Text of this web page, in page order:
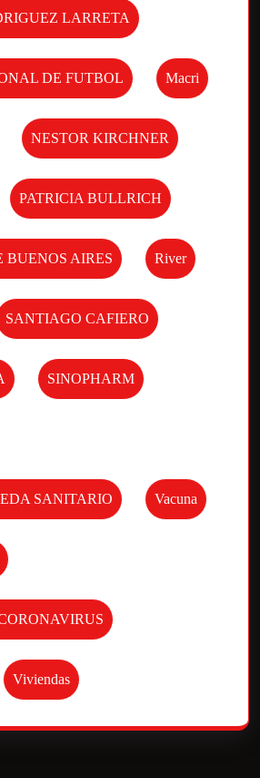
LARRETA
DE FUTBOL Macri
NESTOR KIRCHNER
PATRICIA BULLRICH
BUENOS AIRES River
SANTIAGO CAFIERO
SINOPHARM
SANITARIO Vacuna
Viviendas